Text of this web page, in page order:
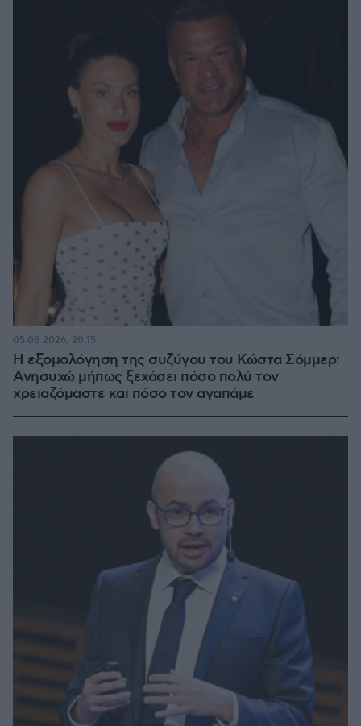
Η εξομολόγηση της συζύγου του Κώστα Σόμμερ:
Ανησυχώ μήπως ξεχάσει πόσο πολύ τον
χρειαζόμαστε και πόσο τον αγαπάμε
05.08.2026, 20:15